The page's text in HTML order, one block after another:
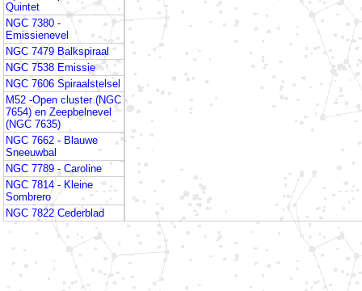
Quintet
NGC 7380 -
Emissienevel
NGC 7479 Balkspiraal
NGC 7538 Emissie
NGC 7606 Spiraalstelsel
M52 -Open cluster (NGC
7654) en Zeepbelnevel
(NGC 7635)
NGC 7662 - Blauwe
Sneeuwbal
NGC 7789 - Caroline
NGC 7814 - Kleine
Sombrero
NGC 7822 Cederblad